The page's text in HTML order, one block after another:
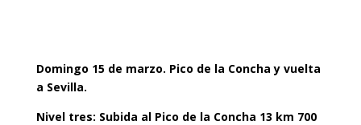
Domingo 15 de marzo. Pico de la Concha y vuelta
a Sevilla.
Nivel tres: Subida al Pico de la Concha 13 km 700